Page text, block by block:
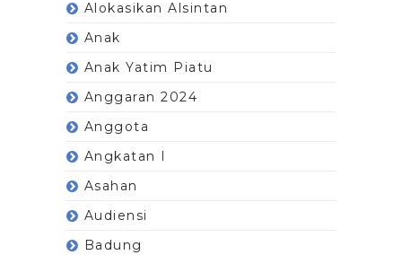
Alokasikan Alsintan
Anak
Anak Yatim Piatu
Anggaran 2024
Anggota
Angkatan I
Asahan
Audiensi
Badung